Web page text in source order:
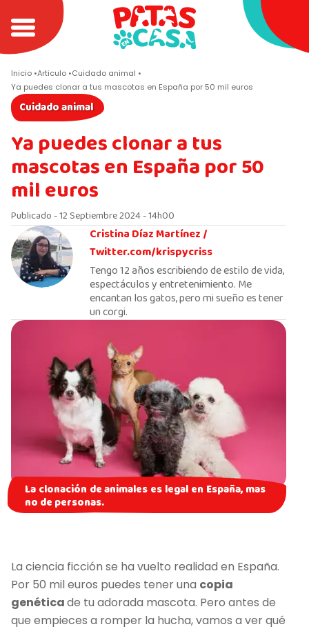
Inicio Articulo Cuidado animal
Ya puedes clonar a tus mascotas en España por 50 mil euros
Cuidado animal
Ya puedes clonar a tus
mascotas en España por 50
mil euros
Publicado - 12 Septiembre 2024 - 14h00
Cristina Díaz Martínez /
Twitter.com/krispycriss
Tengo 12 años escribiendo de estilo de vida,
espectáculos y entretenimiento. Me
encantan los gatos, pero mi sueño es tener
un corgi.
La clonación de animales es legal en España, mas
no de personas.
La ciencia ficción se ha vuelto realidad en España.
Por 50 mil euros puedes tener una copia
genéticade tu adorada mascota. Pero antes de
que empieces a romper la hucha, vamos a ver qué